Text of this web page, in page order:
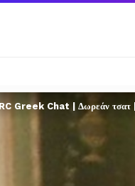
Greek Chat | Δωρεάν τσατ |